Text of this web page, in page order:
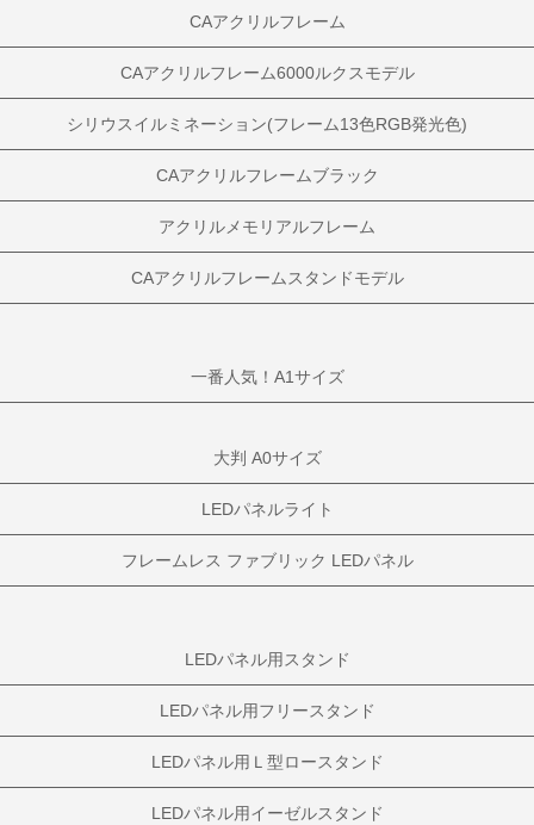
CAアクリルフレーム
CAアクリルフレーム6000ルクスモデル
シリウスイルミネーション(フレーム13色RGB発光色)
CAアクリルフレームブラック
アクリルメモリアルフレーム
CAアクリルフレームスタンドモデル
一番人気！A1サイズ
大判 A0サイズ
LEDパネルライト
フレームレス ファブリック LEDパネル
LEDパネル用スタンド
LEDパネル用フリースタンド
LEDパネル用Ｌ型ロースタンド
LEDパネル用イーゼルスタンド